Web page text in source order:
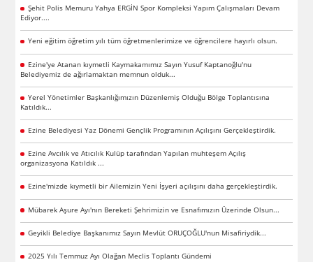
Şehit Polis Memuru Yahya ERGİN Spor Kompleksi Yapım Çalışmaları Devam
Ediyor....
Yeni eğitim öğretim yılı tüm öğretmenlerimize ve öğrencilere hayırlı olsun.
Ezine'ye Atanan kıymetli Kaymakamımız Sayın Yusuf Kaptanoğlu'nu
Belediyemiz de ağırlamaktan memnun olduk...
Yerel Yönetimler Başkanlığımızın Düzenlemiş Olduğu Bölge Toplantısına
Katıldık...
Ezine Belediyesi Yaz Dönemi Gençlik Programının Açılışını Gerçekleştirdik.
Ezine Avcılık ve Atıcılık Kulüp tarafından Yapılan muhteşem Açılış
organizasyona Katıldık ...
Ezine'mizde kıymetli bir Ailemizin Yeni İşyeri açılışını daha gerçekleştirdik.
Mübarek Aşure Ayı'nın Bereketi Şehrimizin ve Esnafımızın Üzerinde Olsun...
Geyikli Belediye Başkanımız Sayın Mevlüt ORUÇOĞLU'nun Misafiriydik...
2025 Yılı Temmuz Ayı Olağan Meclis Toplantı Gündemi